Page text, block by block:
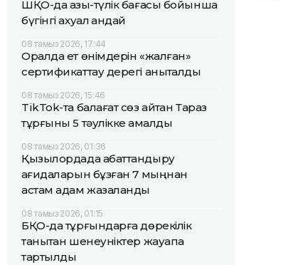
ШҚО-да азық-түлік бағасы бойынша
бүгінгі ахуал қандай
08 тамыз 2026, 17:44
Оралда ет өнімдерін «жалған»
сертификаттау дерегі анықталды
08 тамыз 2026, 15:46
TikTok-та балағат сөз айтқан Тараз
тұрғыны 5 тәулікке қамалды
08 тамыз 2026, 01:36
Қызылордада абаттандыру
қағидаларын бұзған 7 мыңнан
астам адам жазаланды
08 тамыз 2026, 01:15
БҚО-да тұрғындарға дөрекілік
танытқан шенеуніктер жауапқа
тартылды